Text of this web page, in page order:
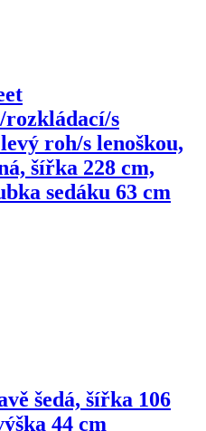
rozkládací/s
roh/s lenoškou,
šířka 228 cm,
sedáku 63 cm
šedá, šířka 106
44 cm